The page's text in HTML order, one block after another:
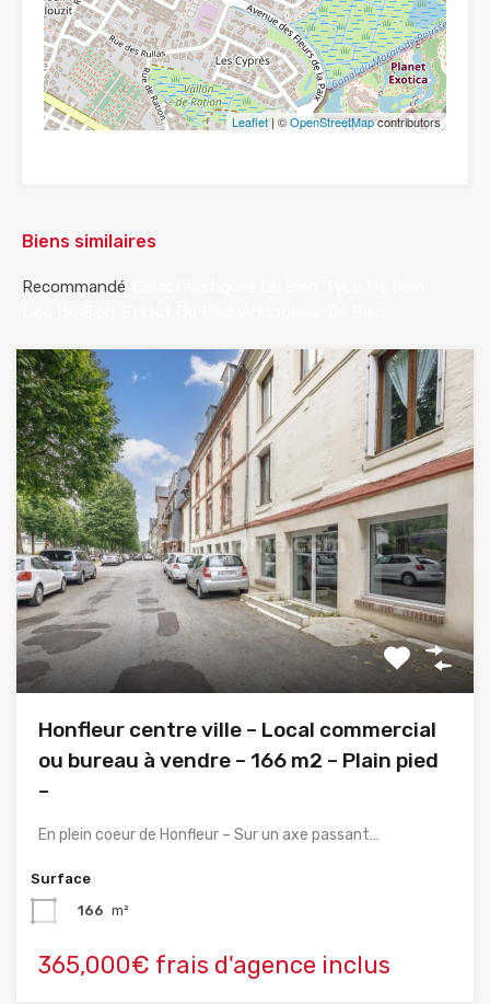
Leaflet | ©OpenStreetMapcontributors
Biens similaires
Recommandé
Honfleur centre ville – Local commercial
ou bureau à vendre – 166 m2 – Plain pied
–
En plein coeur de Honfleur – Sur un axe passant…
Surface
166 m²
365,000€ frais d'agence inclus